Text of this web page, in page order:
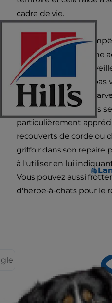
cadre de vie.
Vous ne devez pas
griffer, car il s'agit d'une
saine. Bien sûr, vous
qu'il n'endommage pas
meilleur moyen d'y
un griffoir ; les chatons
particulièrement
recouverts de corde ou
griffoir dans son repaire
à l'utiliser en lui
Vous pouvez aussi
d'herbe-à-chats pour le